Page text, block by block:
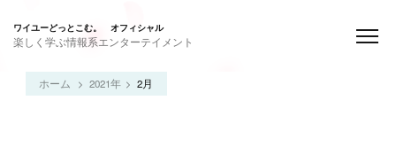
ワイユーどっとこむ。 オフィシャル
楽しく学ぶ情報系エンターテイメント
ホーム 2021年 2月